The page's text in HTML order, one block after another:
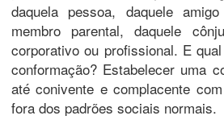
daquela pessoa, daquele
membro parental, daquele
corporativo ou profissional. E
conformação? Estabelecer uma
até conivente e complacente
fora dos padrões sociais normais.